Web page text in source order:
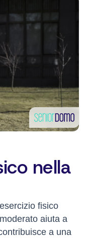
nella
fisico
aiuta a
a una